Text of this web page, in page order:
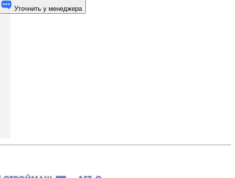
Уточнить у менеджера